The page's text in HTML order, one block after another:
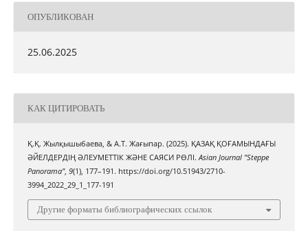
ОПУБЛИКОВАН
25.06.2025
КАК ЦИТИРОВАТЬ
Қ.Қ. Жылқышыбаева, & А.Т. Жағыпар. (2025). ҚАЗАҚ ҚОҒАМЫНДАҒЫ
ӘЙЕЛДЕРДІҢ ӘЛЕУМЕТТІК ЖӘНЕ САЯСИ РӨЛІ.Asian Journal "Steppe
Panorama", 9(1), 177–191. https://doi.org/10.51943/2710-
3994_2022_29_1_177-191
Другие форматы библиографических ссылок